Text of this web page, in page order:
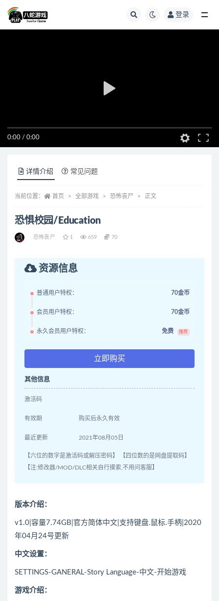
登录
0:00 / 0:00
详情介绍 常见问题
当前位置： 首页 全部游戏 恐怖丧尸 正文
恐惧校园/Education
恐怖丧尸 1 659 70
资源信息
普通用户特权： 70金币
会员用户特权： 70金币
永久会员用户特权： 免费 推荐
立即购买
其他信息
激活码
有效期 购买后永久有效
最近更新 2021年08月05日
【六位的数字是激活码或解压密码】 【四位数的是网盘提取码】
【注:修改器/MOD/DLC相关自行摸索,不用问客服】
版本介绍：
v1.0|容量7.74GB|官方简体中文|支持键盘.鼠标.手柄|2020
年04月24号更新
中文设置：
SETTINGS-GANERAL-Story Language-中文-开始游戏
游戏介绍：